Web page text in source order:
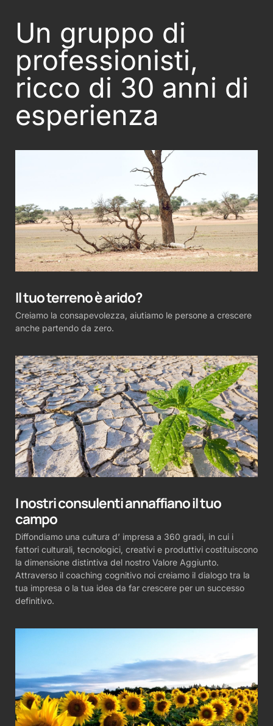
Un gruppo di
professionisti,
ricco di 30 anni di
esperienza
Il tuo terreno è arido?
Creiamo la consapevolezza, aiutiamo le persone a crescere
anche partendo da zero.
I nostri consulenti annaffiano il tuo
campo
Diffondiamo una cultura d’ impresa a 360 gradi, in cui i
fattori culturali, tecnologici, creativi e produttivi costituiscono
la dimensione distintiva del nostro Valore Aggiunto.
Attraverso il coaching cognitivo noi creiamo il dialogo tra la
tua impresa o la tua idea da far crescere per un successo
definitivo.